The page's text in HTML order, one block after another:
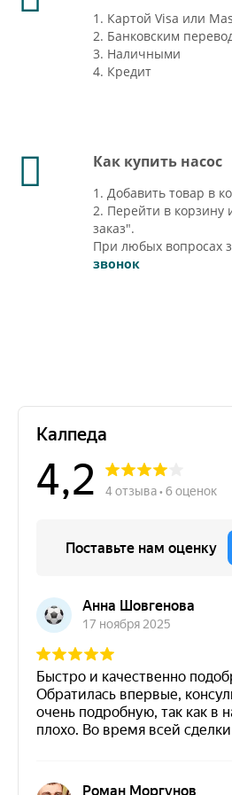
1. Картой Visa или
2. Банковским
3. Наличными
4. Кредит
Как купить насос
1. Добавить товар в
2. Перейти в
заказ".
При любых вопросах
звонок